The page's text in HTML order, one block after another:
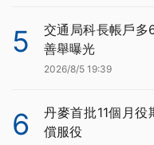
5
交通局科長帳戶
善舉曝光
2026/8/5 19:39
6
丹麥首批11個月
償服役